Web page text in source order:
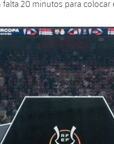
falta 20 minutos para